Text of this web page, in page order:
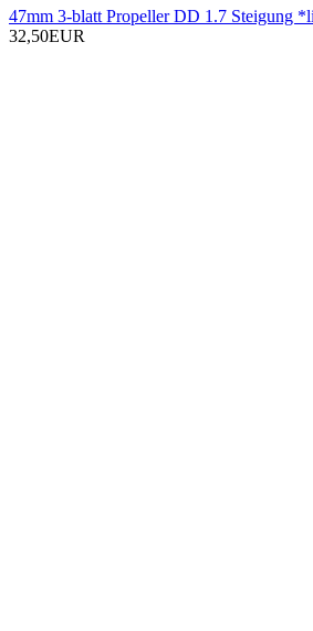
47mm 3-blatt Propeller DD 1.7 Steigung
32,50EUR